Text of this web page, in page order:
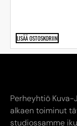
LISÄÄ OSTOSKORIIN
Perheyhtiö Kuva-
alkaen toiminut
studiossamme